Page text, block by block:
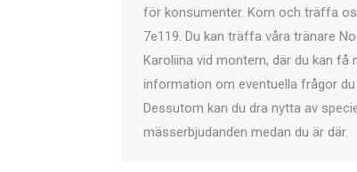
för konsumenter. Kom och träffa
7e119. Du kan träffa våra tränare
Karoliina vid montern, där du kan få
information om eventuella frågor du
Dessutom kan du dra nytta av
mässerbjudanden medan du är där.